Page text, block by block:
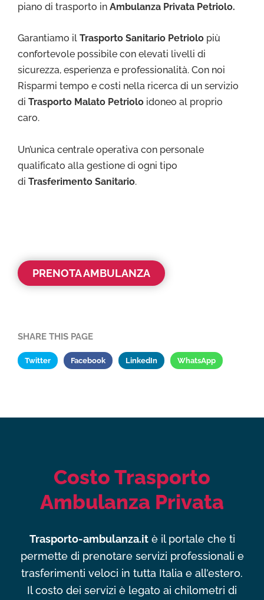
piano di trasporto in Ambulanza Privata Petriolo.
Garantiamo il Trasporto Sanitario Petriolo più
confortevole possibile con elevati livelli di
sicurezza, esperienza e professionalità. Con noi
Risparmi tempo e costi nella ricerca di un servizio
di Trasporto Malato Petriolo idoneo al proprio
caro.
Un’unica centrale operativa con personale
qualificato alla gestione di ogni tipo
di Trasferimento Sanitario.
PRENOTA AMBULANZA
SHARE THIS PAGE
Twitter Facebook LinkedIn WhatsApp
Costo Trasporto
Ambulanza Privata
Trasporto-ambulanza.itè il portale che ti
permette di prenotare servizi professionali e
trasferimenti veloci in tutta Italia e all’estero.
Il costo dei servizi è legato ai chilometri di